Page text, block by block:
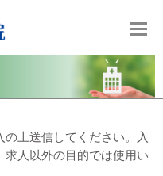
上送信してください。入
人以外の目的では使用い